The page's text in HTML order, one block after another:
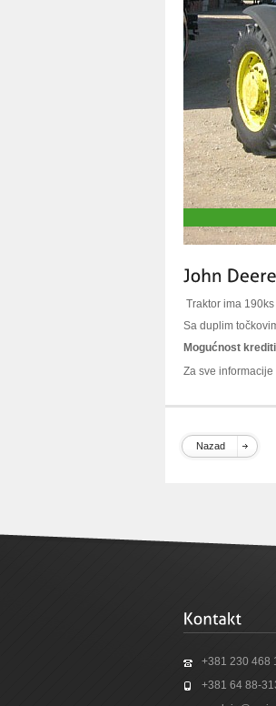
Traktor ima 190ks
Sa duplim
Mogućnost
Za sve
Nazad
+381 230 468
+381 64 88-